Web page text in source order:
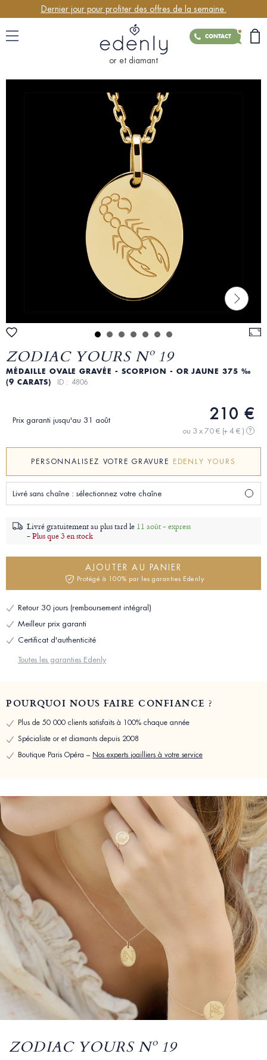
Dernier jour pour profiter des offres de la semaine.
CONTACT
or et diamant
ZODIAC YOURS Nº 19
MÉDAILLE OVALE GRAVÉE - SCORPION - OR JAUNE 375 ‰
(9 CARATS) ID : 4806
Prix garanti jusqu'au 31 août 210 €
ou 3 x 70 € (+ 4 € ) ?
PERSONNALISEZ VOTRE GRAVURE EDENLY YOURS
Livré sans chaîne : sélectionnez votre chaîne
Livré gratuitement au plus tard le 11 août - express
-Plus que 3 en stock
AJOUTER AU PANIER
Protégé à 100% par les garanties Edenly
Retour 30 jours (remboursement intégral)
Meilleur prix garanti
Certificat d'authenticité
Toutes les garanties Edenly
POURQUOI NOUS FAIRE CONFIANCE ?
Plus de 50 000 clients satisfaits à 100% chaque année
Spécialiste or et diamants depuis 2008
Boutique Paris Opéra – Nos experts joailliers à votre service
ZODIAC YOURS Nº 19